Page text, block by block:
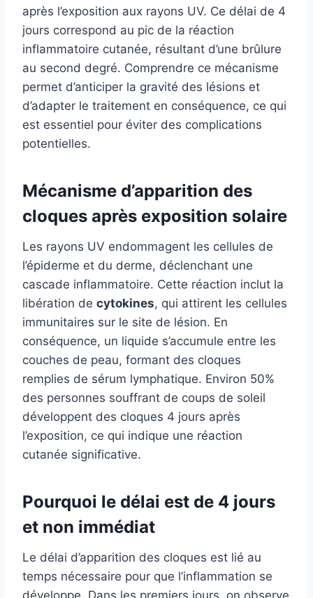
après l’exposition aux rayons UV. Ce délai de 4
jours correspond au pic de la réaction
inflammatoire cutanée, résultant d’une brûlure
au second degré. Comprendre ce mécanisme
permet d’anticiper la gravité des lésions et
d’adapter le traitement en conséquence, ce qui
est essentiel pour éviter des complications
potentielles.
Mécanisme d’apparition des
cloques après exposition solaire
Les rayons UV endommagent les cellules de
l’épiderme et du derme, déclenchant une
cascade inflammatoire. Cette réaction inclut la
libération de cytokines, qui attirent les cellules
immunitaires sur le site de lésion. En
conséquence, un liquide s’accumule entre les
couches de peau, formant des cloques
remplies de sérum lymphatique. Environ 50%
des personnes souffrant de coups de soleil
développent des cloques 4 jours après
l’exposition, ce qui indique une réaction
cutanée significative.
Pourquoi le délai est de 4 jours
et non immédiat
Le délai d’apparition des cloques est lié au
temps nécessaire pour que l’inflammation se
développe. Dans les premiers jours, on observe